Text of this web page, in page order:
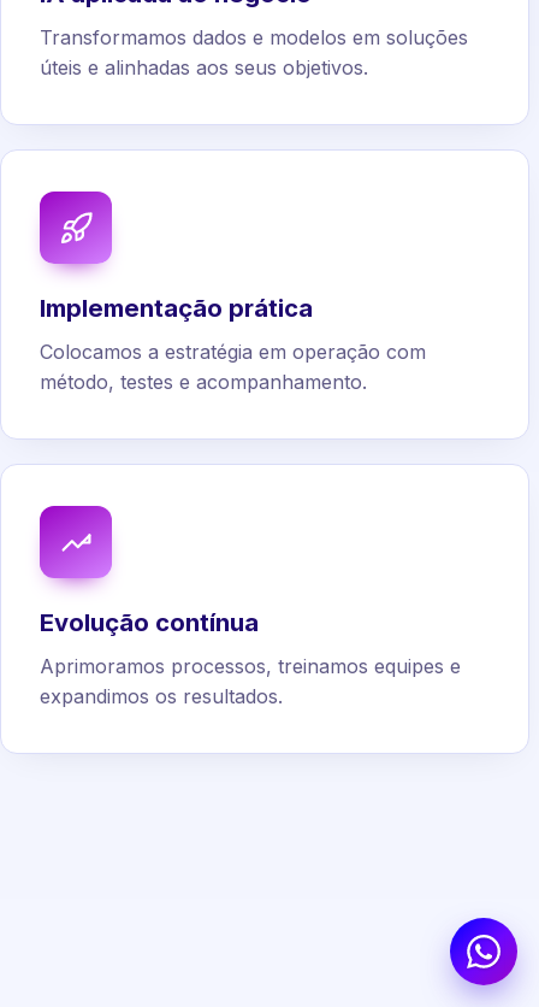
Transformamos dados e modelos em soluções
úteis e alinhadas aos seus objetivos.
Implementação prática
Colocamos a estratégia em operação com
método, testes e acompanhamento.
Evolução contínua
Aprimoramos processos, treinamos equipes e
expandimos os resultados.